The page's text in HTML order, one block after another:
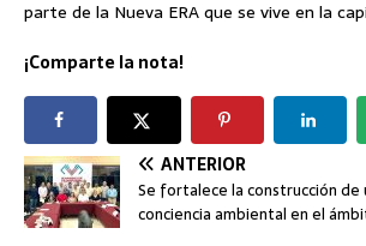
parte de la Nueva ERA que se vive en la
¡Comparte la nota!
ANTERIOR
Se fortalece la construcción de
conciencia ambiental en el